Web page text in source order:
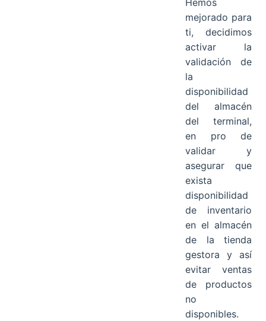
Hemos
mejorado para
ti, decidimos
activar la
validación de
la
disponibilidad
del almacén
del terminal,
en pro de
validar y
asegurar que
exista
disponibilidad
de inventario
en el almacén
de la tienda
gestora y así
evitar ventas
de productos
no
disponibles.